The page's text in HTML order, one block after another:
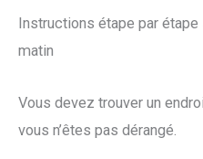
Instructions étape par
matin
Vous devez trouver un
vous n’êtes pas dérangé.